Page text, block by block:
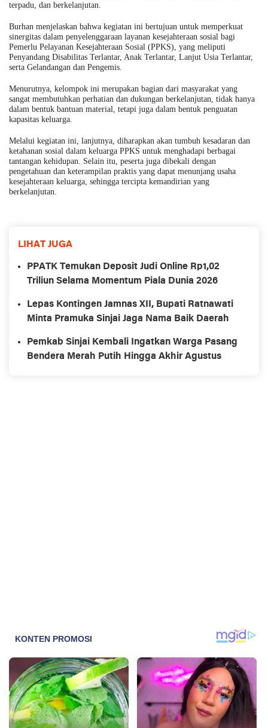
terpadu, dan berkelanjutan.
Burhan menjelaskan bahwa kegiatan ini bertujuan untuk memperkuat
sinergitas dalam penyelenggaraan layanan kesejahteraan sosial bagi
Pemerlu Pelayanan Kesejahteraan Sosial (PPKS), yang meliputi
Penyandang Disabilitas Terlantar, Anak Terlantar, Lanjut Usia Terlantar,
serta Gelandangan dan Pengemis.
Menurutnya, kelompok ini merupakan bagian dari masyarakat yang
sangat membutuhkan perhatian dan dukungan berkelanjutan, tidak hanya
dalam bentuk bantuan material, tetapi juga dalam bentuk penguatan
kapasitas keluarga.
Melalui kegiatan ini, lanjutnya, diharapkan akan tumbuh kesadaran dan
ketahanan sosial dalam keluarga PPKS untuk menghadapi berbagai
tantangan kehidupan. Selain itu, peserta juga dibekali dengan
pengetahuan dan keterampilan praktis yang dapat menunjang usaha
kesejahteraan keluarga, sehingga tercipta kemandirian yang
berkelanjutan.
LIHAT JUGA
PPATK Temukan Deposit Judi Online Rp1,02
Triliun Selama Momentum Piala Dunia 2026
Lepas Kontingen Jamnas XII, Bupati Ratnawati
Minta Pramuka Sinjai Jaga Nama Baik Daerah
Pemkab Sinjai Kembali Ingatkan Warga Pasang
Bendera Merah Putih Hingga Akhir Agustus